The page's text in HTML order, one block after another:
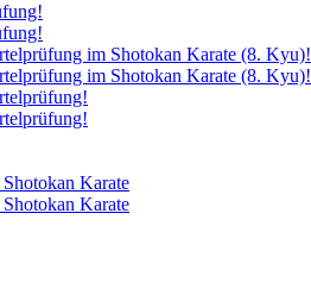
im Shotokan Karate (8. Kyu)!
im Shotokan Karate (8. Kyu)!
Karate
Karate